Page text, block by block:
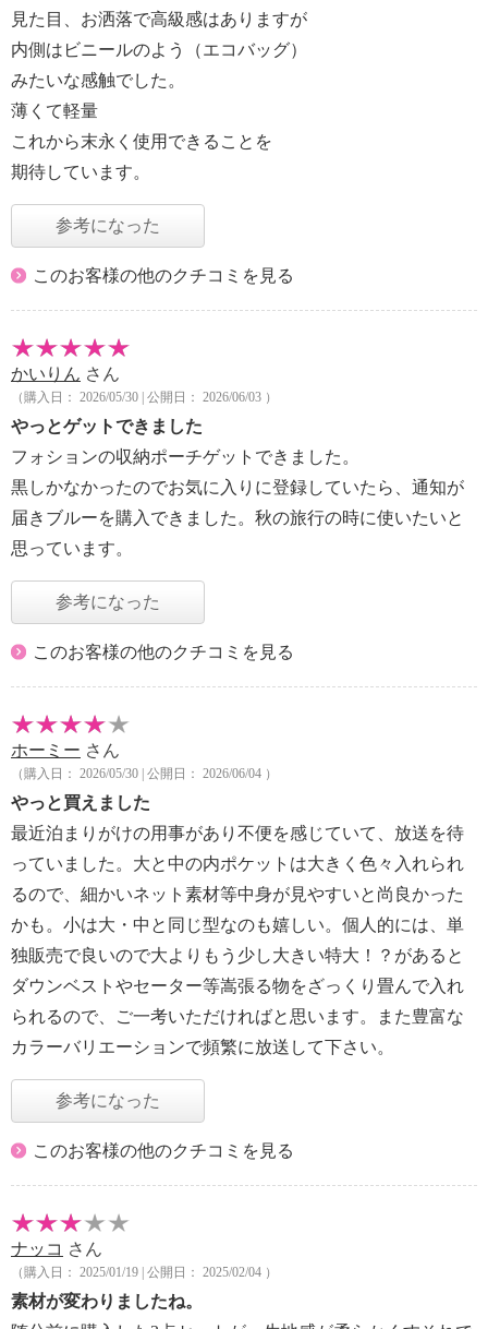
見た目、お洒落で高級感はありますが
内側はビニールのよう（エコバッグ）
みたいな感触でした。
薄くて軽量
これから末永く使用できることを
期待しています。
参考になった
このお客様の他のクチコミを見る
かいりん さん
（購入日： 2026/05/30 | 公開日： 2026/06/03 ）
やっとゲットできました
フォションの収納ポーチゲットできました。
黒しかなかったのでお気に入りに登録していたら、通知が
届きブルーを購入できました。秋の旅行の時に使いたいと
思っています。
参考になった
このお客様の他のクチコミを見る
ホーミー さん
（購入日： 2026/05/30 | 公開日： 2026/06/04 ）
やっと買えました
最近泊まりがけの用事があり不便を感じていて、放送を待
っていました。大と中の内ポケットは大きく色々入れられ
るので、細かいネット素材等中身が見やすいと尚良かった
かも。小は大・中と同じ型なのも嬉しい。個人的には、単
独販売で良いので大よりもう少し大きい特大！？があると
ダウンベストやセーター等嵩張る物をざっくり畳んで入れ
られるので、ご一考いただければと思います。また豊富な
カラーバリエーションで頻繁に放送して下さい。
参考になった
このお客様の他のクチコミを見る
ナッコ さん
（購入日： 2025/01/19 | 公開日： 2025/02/04 ）
素材が変わりましたね。